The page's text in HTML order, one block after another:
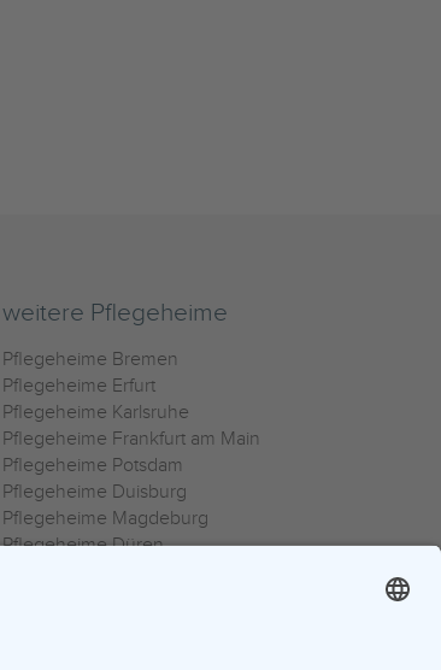
weitere Pflegeheime
Pflegeheime Bremen
Pflegeheime Erfurt
Pflegeheime Karlsruhe
Pflegeheime Frankfurt am Main
Pflegeheime Potsdam
Pflegeheime Duisburg
Pflegeheime Magdeburg
Pflegeheime Düren